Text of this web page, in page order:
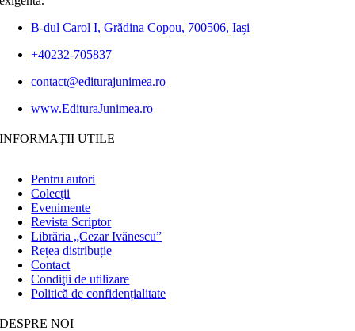
B-dul Carol I, Grădina Copou, 700506, Iași
+40232-705837
contact@editurajunimea.ro
www.EdituraJunimea.ro
INFORMAŢII UTILE
Pentru autori
Colecţii
Evenimente
Revista Scriptor
Librăria „Cezar Ivănescu”
Rețea distribuție
Contact
Condiţii de utilizare
Politică de confidențialitate
DESPRE NOI